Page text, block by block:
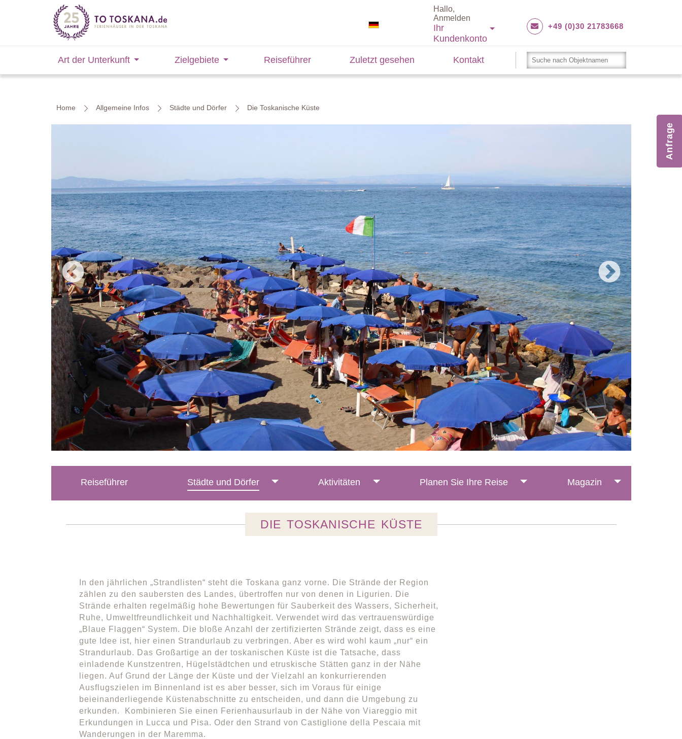
Hallo,
Anmelden
Ihr
Kundenkonto
+49 (0)30 21783668
Art der Unterkunft Zielgebiete Reiseführer Zuletzt gesehen Kontakt
Home Allgemeine Infos Städte und Dörfer Die Toskanische Küste
Reiseführer Städte und Dörfer Aktivitäten Planen Sie Ihre Reise Magazin
DIE TOSKANISCHE KÜSTE
In den jährlichen „Strandlisten“ steht die Toskana ganz vorne. Die Strände der Region
zählen zu den saubersten des Landes, übertroffen nur von denen in Ligurien. Die
Strände erhalten regelmäßig hohe Bewertungen für Sauberkeit des Wassers, Sicherheit,
Ruhe, Umweltfreundlichkeit und Nachhaltigkeit. Verwendet wird das vertrauenswürdige
„Blaue Flaggen“ System. Die bloße Anzahl der zertifizierten Strände zeigt, dass es eine
gute Idee ist, hier einen Strandurlaub zu verbringen. Aber es wird wohl kaum „nur“ ein
Strandurlaub. Das Großartige an der toskanischen Küste ist die Tatsache, dass
einladende Kunstzentren, Hügelstädtchen und etruskische Stätten ganz in der Nähe
liegen. Auf Grund der Länge der Küste und der Vielzahl an konkurrierenden
Ausflugszielen im Binnenland ist es aber besser, sich im Voraus für einige
beieinanderliegende Küstenabschnitte zu entscheiden, und dann die Umgebung zu
erkunden. Kombinieren Sie einen Ferienhausurlaub in der Nähe von Viareggio mit
Erkundungen in Lucca und Pisa. Oder den Strand von Castiglione della Pescaia mit
Wanderungen in der Maremma.
Anfrage